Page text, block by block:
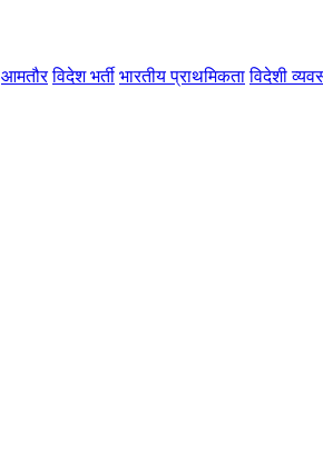
आमतौर विदेश भर्ती भारतीय प्राथमिकता विदेशी